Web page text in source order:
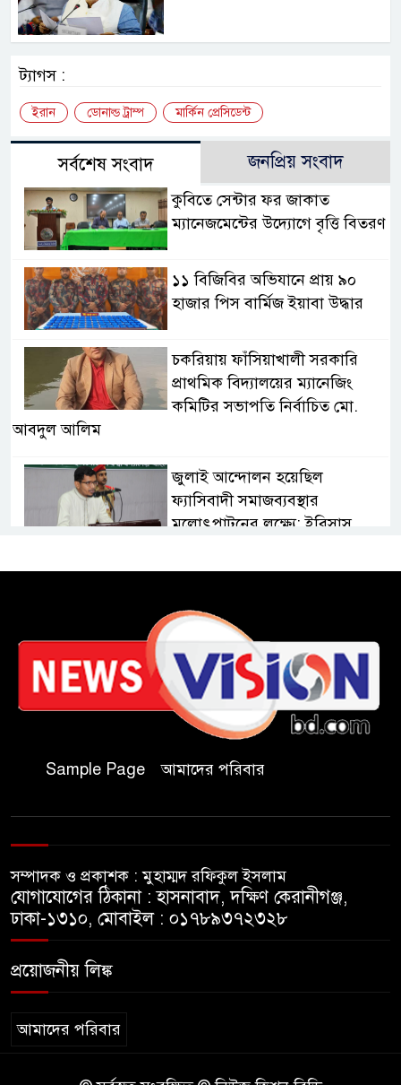
ট্যাগস :
ইরান ডোনাল্ড ট্রাম্প মার্কিন প্রেসিডেন্ট
সর্বশেষ সংবাদ জনপ্রিয় সংবাদ
কুবিতে সেন্টার ফর জাকাত
ম্যানেজমেন্টের উদ্যোগে বৃত্তি বিতরণ
১১ বিজিবির অভিযানে প্রায় ৯০
হাজার পিস বার্মিজ ইয়াবা উদ্ধার
চকরিয়ায় ফাঁসিয়াখালী সরকারি
প্রাথমিক বিদ্যালয়ের ম্যানেজিং
কমিটির সভাপতি নির্বাচিত মো.
আবদুল আলিম
জুলাই আন্দোলন হয়েছিল
ফ্যাসিবাদী সমাজব্যবস্থার
মূলোৎপাটনের লক্ষ্যে; ইবিসাস
পালন করছে তানযীমুল উম্মাহ
আলিম মাদ্রাসা
জুলাই গণঅভ্যুত্থান দিবসে কুবি
ছাত্রদলের পরিচ্ছন্নতা ও বৃক্ষরোপণ
কর্মসূচি
রাষ্ট্রবিরোধী গোপন কর্মকাণ্ডে’র দায়ে
ইসলামপুরে ‘জুলাই গণঅভ্যুত্থান
দিবস উপলক্ষ্যে আলোচনা সভা ও
সংবর্ধনা অনুষ্ঠান অনুষ্ঠিত
Sample Page আমাদের পরিবার
সম্পাদক ও প্রকাশক : মুহাম্মদ রফিকুল ইসলাম
যোগাযোগের ঠিকানা : হাসনাবাদ, দক্ষিণ কেরানীগঞ্জ,
ঢাকা-১৩১০, মোবাইল : ০১৭৮৯৩৭২৩২৮
প্রয়োজনীয় লিঙ্ক
আমাদের পরিবার